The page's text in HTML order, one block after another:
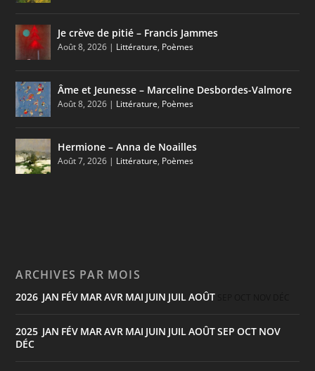
Je crève de pitié – Francis Jammes
Août 8, 2026 | Littérature, Poèmes
Âme et Jeunesse – Marceline Desbordes-Valmore
Août 8, 2026 | Littérature, Poèmes
Hermione – Anna de Noailles
Août 7, 2026 | Littérature, Poèmes
ARCHIVES PAR MOIS
2026 JAN FÉV MARAVR MAI JUIN JUILAOÛT
2025 JAN FÉV MARAVR MAI JUIN JUILAOÛTSEP OCT NOV
DÉC